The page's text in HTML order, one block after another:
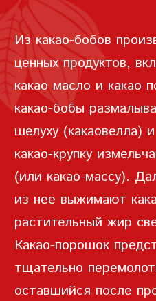
цивилизации.
Первым
попробовать
стал Эрнан
года какао-
изготавливали
напиток. Но все
голландец
Хаутен изобрел
бобов. Это
разделять бобы
какао-порошок,
двери в мир
Из какао-бобов
ценных продуктов,
какао масло и какао
какао-бобы
шелуху (какаовелла)
какао-крупку
(или какао-массу).
из нее выжимают
растительный жир
Какао-порошок
тщательно
оставшийся после
ПАРОЛЬ
ПОВТОРИТЬ ПАРОЛЬ
СОЗДАТЬ